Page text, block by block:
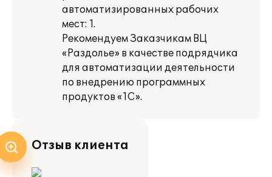
автоматизированных рабочих
мест: 1.
Рекомендуем Заказчикам ВЦ
«Раздолье» в качестве подрядчика
для автоматизации деятельности
по внедрению программных
продуктов «1С».
Отзыв клиента